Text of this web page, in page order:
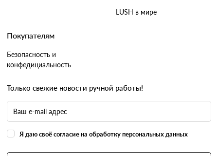
LUSH в мире
Покупателям
Безопасность и
конфедициальность
Только свежие новости ручной работы!
Я даю своё согласие на обработку персональных данных